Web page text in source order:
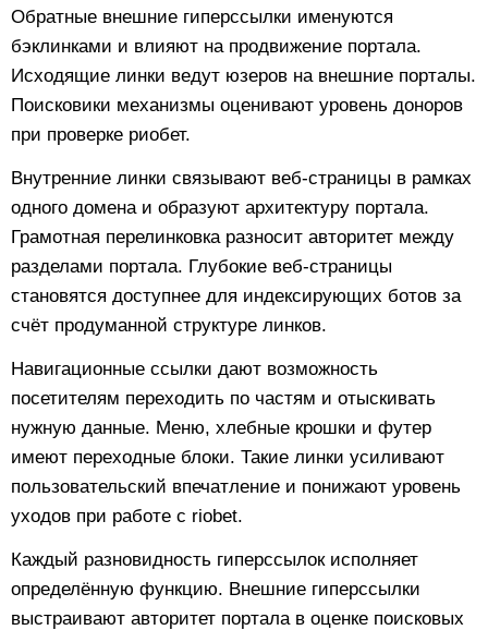
Обратные внешние гиперссылки именуются
бэклинками и влияют на продвижение портала.
Исходящие линки ведут юзеров на внешние порталы.
Поисковики механизмы оценивают уровень доноров
при проверке риобет.
Внутренние линки связывают веб-страницы в рамках
одного домена и образуют архитектуру портала.
Грамотная перелинковка разносит авторитет между
разделами портала. Глубокие веб-страницы
становятся доступнее для индексирующих ботов за
счёт продуманной структуре линков.
Навигационные ссылки дают возможность
посетителям переходить по частям и отыскивать
нужную данные. Меню, хлебные крошки и футер
имеют переходные блоки. Такие линки усиливают
пользовательский впечатление и понижают уровень
уходов при работе с riobet.
Каждый разновидность гиперссылок исполняет
определённую функцию. Внешние гиперссылки
выстраивают авторитет портала в оценке поисковых